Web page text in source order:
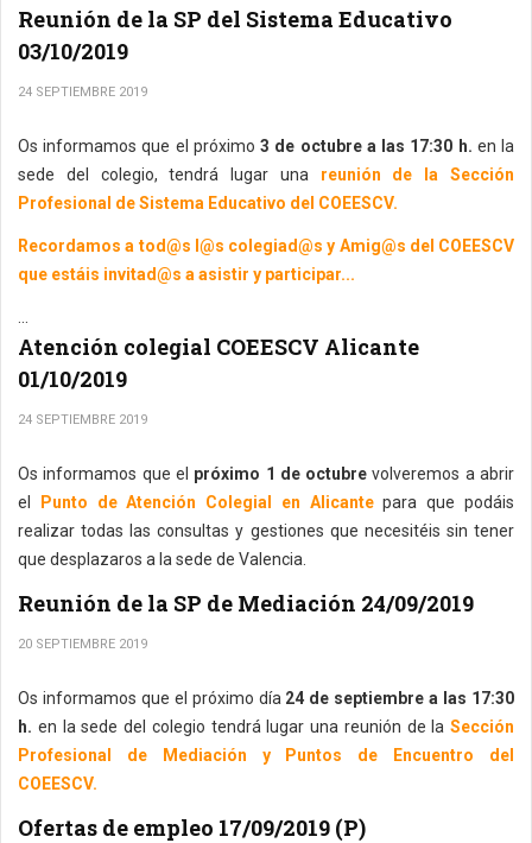
Reunión de la SP del Sistema Educativo
03/10/2019
24 SEPTIEMBRE 2019
Os informamos que el próximo 3 de octubre a las 17:30 h. en la
sede del colegio, tendrá lugar una reunión de la Sección
Profesional de Sistema Educativo del COEESCV.
Recordamos a tod@s l@s colegiad@s y Amig@s del COEESCV
que estáis invitad@s a asistir y participar...
Atención colegial COEESCV Alicante
01/10/2019
24 SEPTIEMBRE 2019
Os informamos que el próximo 1 de octubrevolveremos a abrir
el
Punto de Atención Colegial en Alicantepara que podáis
realizar todas las consultas y gestiones que necesitéis sin tener
que desplazaros a la sede de Valencia.
Reunión de la SP de Mediación 24/09/2019
20 SEPTIEMBRE 2019
Os informamos que el próximo día 24 de septiembre a las 17:30
h. en la sede del colegio tendrá lugar una reunión de la Sección
Profesional de Mediación y Puntos de Encuentro del
COEESCV.
Ofertas de empleo 17/09/2019 (P)